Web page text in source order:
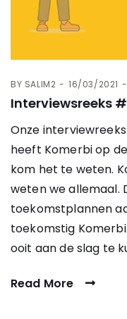
BY SALIM2 16/03/2021
Interviewsreeks
Onze
heeft Komerbi op
kom het te weten.
weten we allemaal.
toekomstplannen
toekomstig
ooit aan de slag te
Read More